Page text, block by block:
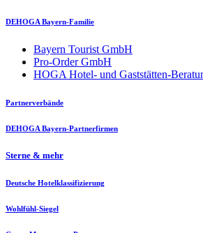
DEHOGA Bayern-Familie
Bayern Tourist GmbH
Pro-Order GmbH
HOGA Hotel- und Gaststätten-
Partnerverbände
DEHOGA Bayern-Partnerfirmen
Sterne & mehr
Deutsche Hotelklassifizierung
Wohlfühl-Siegel